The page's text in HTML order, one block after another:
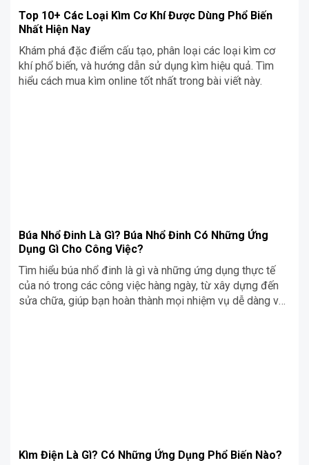
Top 10+ Các Loại Kìm Cơ Khí Được Dùng Phổ Biến
Nhất Hiện Nay
Khám phá đặc điểm cấu tạo, phân loại các loại kìm cơ
khí phổ biến, và hướng dẫn sử dụng kìm hiệu quả. Tìm
hiểu cách mua kìm online tốt nhất trong bài viết này.
Búa Nhổ Đinh Là Gì? Búa Nhổ Đinh Có Những Ứng
Dụng Gì Cho Công Việc?
Tìm hiểu búa nhổ đinh là gì và những ứng dụng thực tế
của nó trong các công việc hàng ngày, từ xây dựng đến
sửa chữa, giúp bạn hoàn thành mọi nhiệm vụ dễ dàng và
Kìm Điện Là Gì? Có Những Ứng Dụng Phổ Biến Nào?